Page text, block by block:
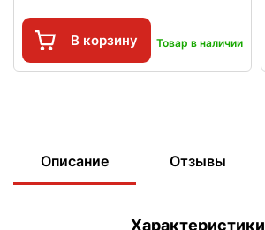
В корзину Товар в наличии
Описание Отзывы
Характеристики